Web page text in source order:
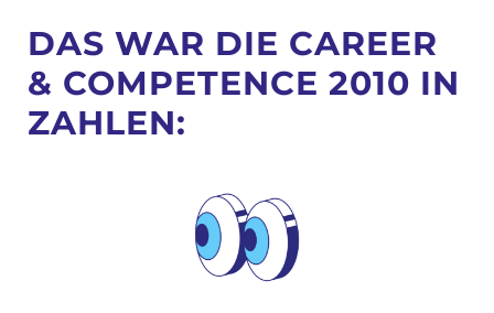
DAS WAR DIE CAREER
& COMPETENCE 2010 IN
ZAHLEN: